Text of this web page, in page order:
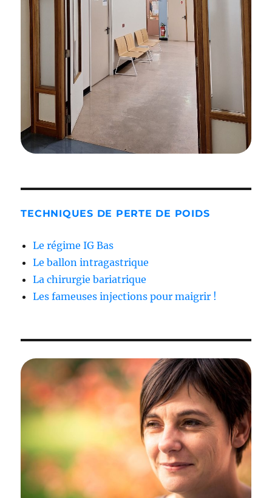
TECHNIQUES DE PERTE DE POIDS
Le régime IG Bas
Le ballon intragastrique
La chirurgie bariatrique
Les fameuses injections pour maigrir !